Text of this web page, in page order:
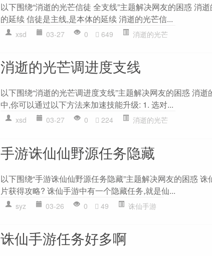
以下围绕“消逝的光芒信徒 全支线”主题解决网友的困惑 消
的延续 信徒是主线,是本体的延续 消逝的光芒信...
xsd 03-27 0 649 消逝的光芒
消逝的光芒调进度支线
以下围绕“消逝的光芒调进度支线”主题解决网友的困惑 消
中,你可以通过以下方法来加速技能升级: 1. 选对...
xsd 03-27 0 224 消逝的光芒
手游诛仙仙野源任务隐藏
以下围绕“手游诛仙仙野源任务隐藏”主题解决网友的困惑
片获得攻略? 诛仙手游中有一个隐藏任务,就是仙...
syz 03-26 0 49 诛仙手游
诛仙手游任务好多啊